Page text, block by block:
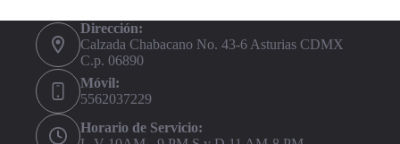
Dirección:
Calzada Chabacano No. 43-6 Asturias CDMX
C.p. 06890
Móvil:
5562037229
Horario de Servicio: